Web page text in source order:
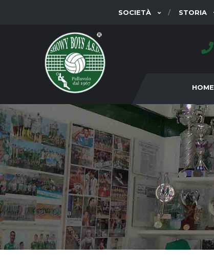
SOCIETÀ STORIA
HOME